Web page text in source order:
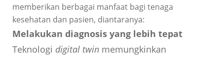
memberikan berbagai manfaat bagi tenaga
kesehatan dan pasien, diantaranya:
Melakukan diagnosis yang lebih tepat
Teknologi digital twinmemungkinkan